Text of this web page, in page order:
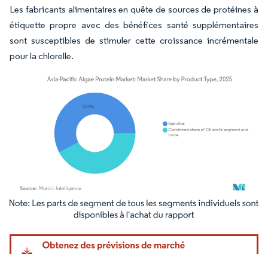
Les fabricants alimentaires en quête de sources de protéines à
étiquette propre avec des bénéfices santé supplémentaires
sont susceptibles de stimuler cette croissance incrémentale
pour la chlorelle.
Image © Mordor Intelligence. La réutilisation nécessite une attribution sous CC BY